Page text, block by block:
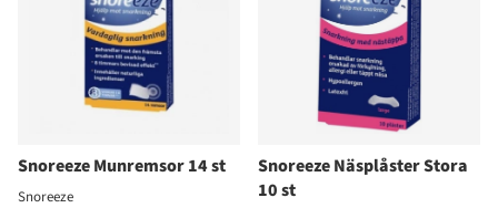
Snoreeze Munremsor 14 st
Snoreeze
Snoreeze Näsplåster Stora
10 st